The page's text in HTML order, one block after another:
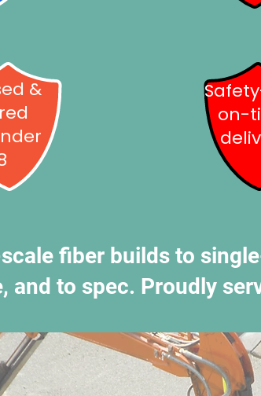
&
on-
fiber builds to
and to spec. Proudly